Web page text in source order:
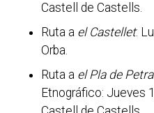
Castell de Castells.
Ruta a el Castellet:
Orba.
Ruta a el Pla de
Etnográfico: Jueves